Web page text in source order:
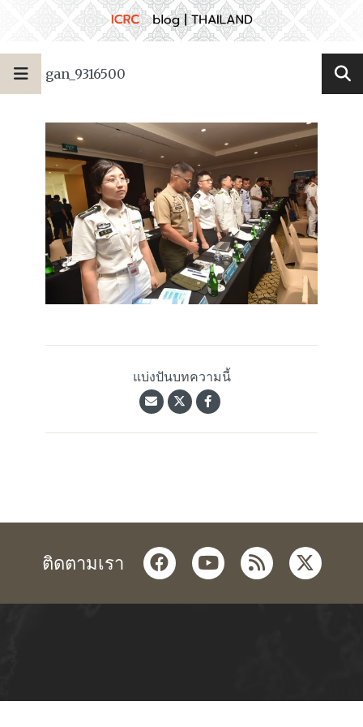
gan_9316500
แบ่งปันบทความนี้
ติดตามเรา facebookyoutube
rss twitter